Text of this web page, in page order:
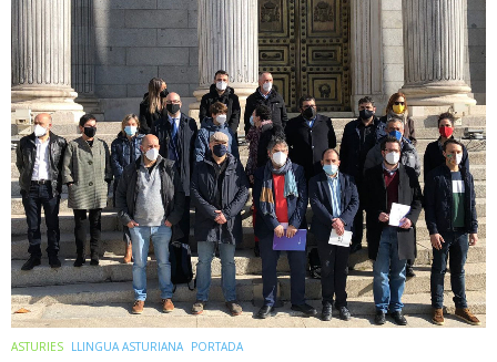
ASTURIES LLINGUA ASTURIANA PORTADA